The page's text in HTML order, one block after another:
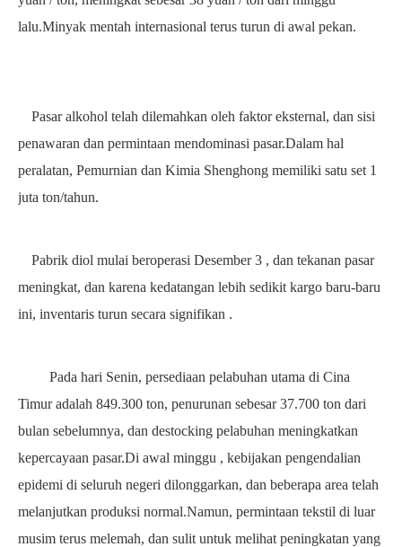
lalu.Minyak mentah internasional terus turun di awal pekan.
Pasar alkohol telah dilemahkan oleh faktor eksternal, dan sisi
penawaran dan permintaan mendominasi pasar.Dalam hal
peralatan, Pemurnian dan Kimia Shenghong memiliki satu set 1
juta ton/tahun.
Pabrik diol mulai beroperasi Desember3 , dan tekanan pasar
meningkat, dan karena kedatangan lebih sedikit kargo baru-baru
ini, inventaris turun secara signifikan .
Pada hari Senin, persediaan pelabuhan utama di Cina
Timur adalah 849.300 ton, penurunan sebesar37.700 ton dari
bulan sebelumnya, dan destocking pelabuhan meningkatkan
kepercayaan pasar.Di awal minggu , kebijakan pengendalian
epidemi di seluruh negeri dilonggarkan, dan beberapa area telah
melanjutkan produksi normal.Namun, permintaan tekstil di luar
musim terus melemah, dan sulit untuk melihat peningkatan yang